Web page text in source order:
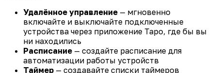
Удалённое управление — мгновенно
включайте и выключайте подключенные
устройства через приложение Tapo, где бы вы
ни находились
Расписание — создайте расписание для
автоматизации работы устройств
Таймер — создавайте списки таймеров